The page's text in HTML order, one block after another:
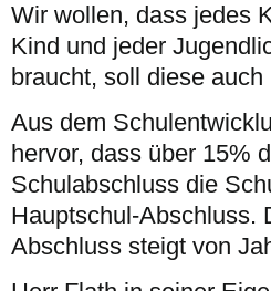
Wir wollen, dass jedes
Kind und jeder
braucht, soll diese auch
Aus dem
hervor, dass über 15%
Schulabschluss die
Hauptschul-Abschluss.
Abschluss steigt von